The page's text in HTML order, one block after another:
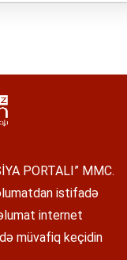
PORTALI” MMC.
istifadə
internet
müvafiq keçidin